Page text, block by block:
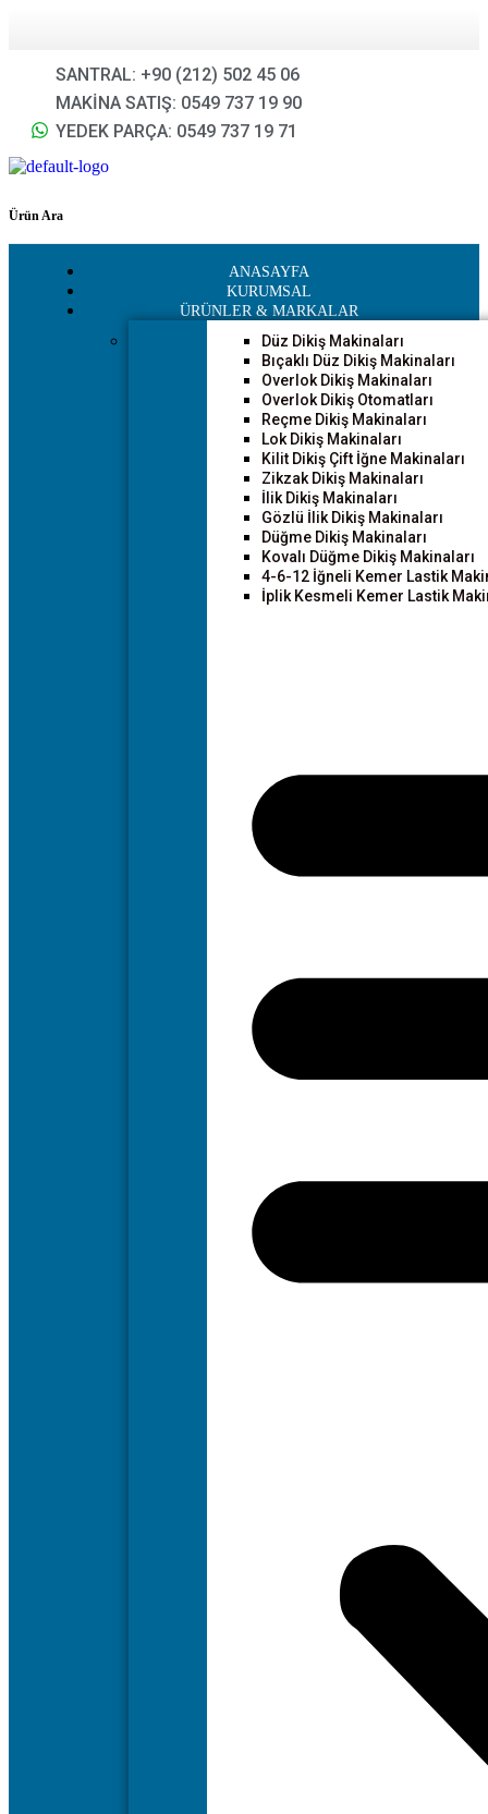
SANTRAL: +90 (212) 502 45 06
MAKİNA SATIŞ: 0549 737 19 90
YEDEK PARÇA: 0549 737 19 71
Ürün Ara
ANASAYFA
KURUMSAL
ÜRÜNLER & MARKALAR
Düz Dikiş Makinaları
Bıçaklı Düz Dikiş Makinaları
Overlok Dikiş Makinaları
Overlok Dikiş Otomatları
Reçme Dikiş Makinaları
Lok Dikiş Makinaları
Kilit Dikiş Çift İğne Makinaları
Zikzak Dikiş Makinaları
İlik Dikiş Makinaları
Gözlü İlik Dikiş Makinaları
Düğme Dikiş Makinaları
Kovalı Düğme Dikiş Makinaları
4-6-12 İğneli Kemer Lastik
İplik Kesmeli Kemer Lastik